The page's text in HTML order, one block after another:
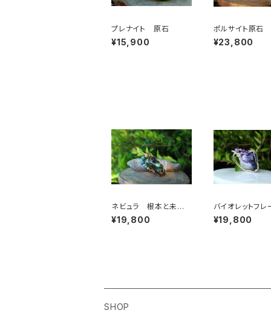
プレナイト 原石
¥15,900
ポルサイト原石
¥23,800
ネビュラ 根本と未来
を一つの綱に 変化す
る人の前に現れる石
¥19,800
バイオレットフレ
パール 明確な
ンをもたらし、ガ
¥19,800
SHOP